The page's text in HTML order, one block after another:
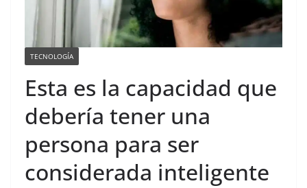
TECNOLOGÍA
Esta es la capacidad que
debería tener una
persona para ser
considerada inteligente